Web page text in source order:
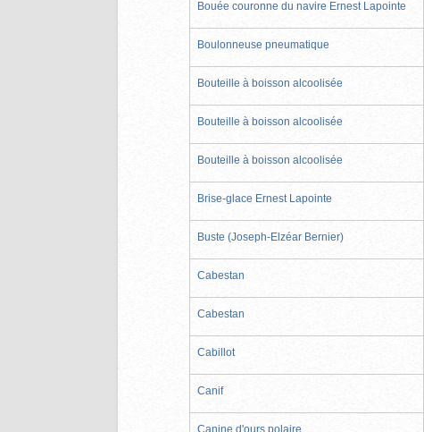
Bouée couronne du navire Ernest Lapointe
Boulonneuse pneumatique
Bouteille à boisson alcoolisée
Bouteille à boisson alcoolisée
Bouteille à boisson alcoolisée
Brise-glace Ernest Lapointe
Buste (Joseph-Elzéar Bernier)
Cabestan
Cabestan
Cabillot
Canif
Canine d'ours polaire